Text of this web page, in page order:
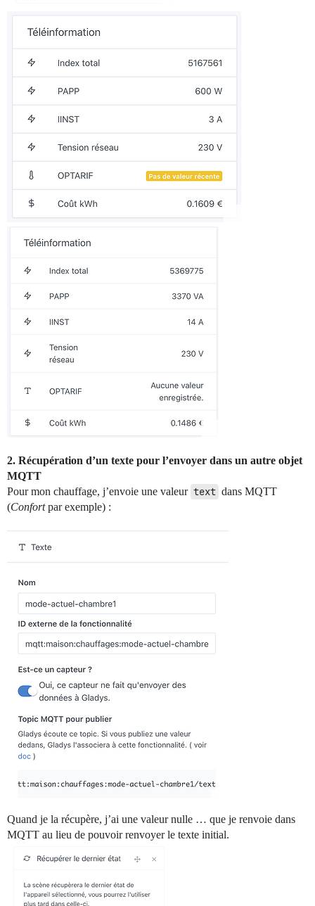
2. Récupération d’un texte pour l’envoyer dans un autre objet
MQTT
Pour mon chauffage, j’envoie une valeur text dans MQTT
(Confortpar exemple) :
Quand je la récupère, j’ai une valeur nulle … que je renvoie dans
MQTT au lieu de pouvoir renvoyer le texte initial.